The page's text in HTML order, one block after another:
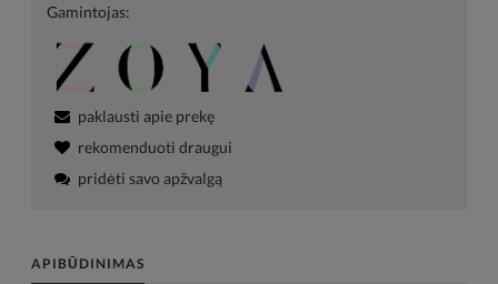
Gamintojas:
paklausti apie prekę
rekomenduoti draugui
pridėti savo apžvalgą
APIBŪDINIMAS